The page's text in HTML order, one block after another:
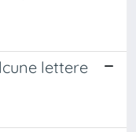
lettere